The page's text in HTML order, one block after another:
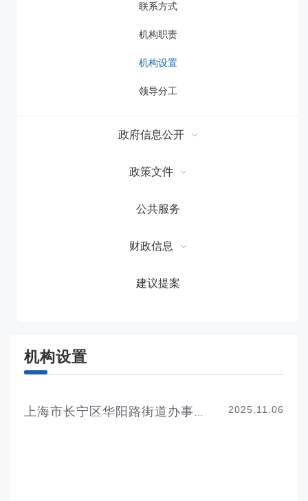
联系方式
机构职责
机构设置
领导分工
政府信息公开
政策文件
公共服务
财政信息
建议提案
机构设置
2025.11.06